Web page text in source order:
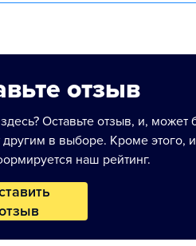
отзыв
Оставьте отзыв, и, может
в выборе. Кроме этого,
наш рейтинг.